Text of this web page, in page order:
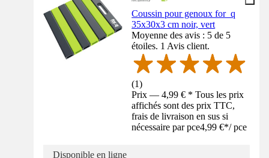
Coussin pour genoux for_q
35x30x3 cm noir, vert
Moyenne des avis : 5 de 5
étoiles. 1 Avis client.
(1)
Prix — 4,99 € * Tous les prix
affichés sont des prix TTC,
frais de livraison en sus si
nécessaire par pce4,99 €*/ pce
Disponible en ligne